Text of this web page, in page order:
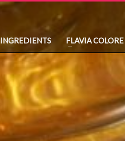
FLAVIA COLORE